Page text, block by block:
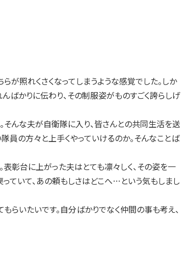
照れくさくなってしまうような感覚でした。しか
ばかりに伝わり、その制服姿がものすごく誇らしげ
んな夫が自衛隊に入り、皆さんとの共同生活を送
員の方々と上手くやっていけるのか。そんなことば
彰台に上がった夫はとても凛々しく、その姿を一
ていて、あの頼もしさはどこへ…という気もしまし
いたいです。自分ばかりでなく仲間の事も考え、